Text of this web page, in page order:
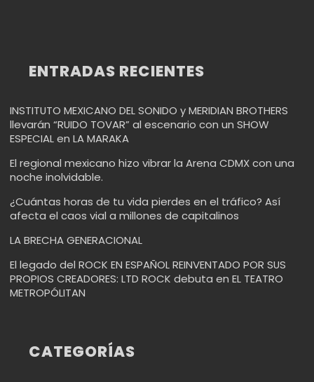
ENTRADAS RECIENTES
INSTITUTO MEXICANO DEL SONIDO y MERIDIAN BROTHERS
llevarán “RUIDO TOVAR” al escenario con un SHOW
ESPECIAL en LA MARAKA
El regional mexicano hizo vibrar la Arena CDMX con una
noche inolvidable.
¿Cuántas horas de tu vida pierdes en el tráfico? Así
afecta el caos vial a millones de capitalinos
LA BRECHA GENERACIONAL
El legado del ROCK EN ESPAÑOL REINVENTADO POR SUS
PROPIOS CREADORES: LTD ROCK debuta en EL TEATRO
METROPÓLITAN
CATEGORÍAS